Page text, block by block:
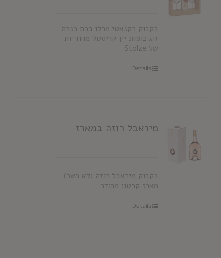
בקבוק רקנאטי מרלו כרם מנרה
זוג כוסות יין קריסטל מהודרות
של Stolze
Details
מיראבל רוזה במארז
בקבוק מיראבל רוזה (לא כשר)
מארז קרטון מהודר
Details